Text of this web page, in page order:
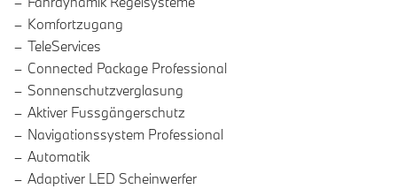
Komfortzugang
TeleServices
Connected Package Professional
Sonnenschutzverglasung
Aktiver Fussgängerschutz
Navigationssystem Professional
Automatik
Adaptiver LED Scheinwerfer